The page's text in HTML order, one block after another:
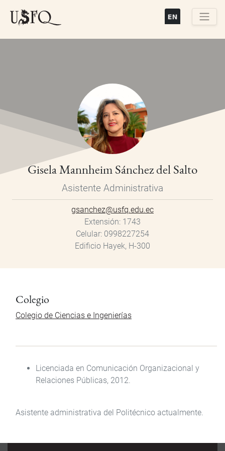
Gisela Mannheim Sánchez del Salto
Asistente Administrativa
gsanchez@usfq.edu.ec
Extensión 1743
Celular 0998227254
Edificio Hayek, H-300
Colegio
Colegio de Ciencias e Ingenierías
Licenciada en Comunicación Organizacional y
Relaciones Públicas, 2012.
Asistente administrativa del Politécnico actualmente.